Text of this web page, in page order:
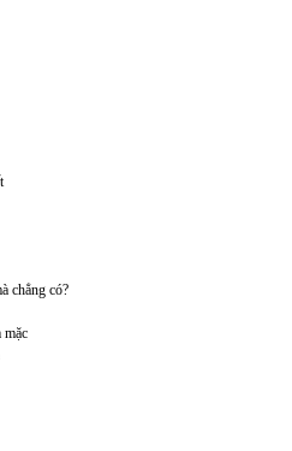
chẳng có?
mặc